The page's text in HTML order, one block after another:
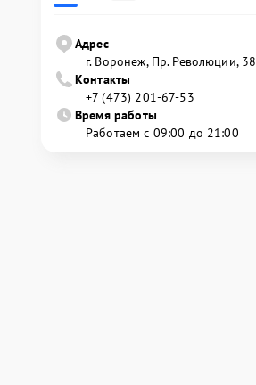
Адрес
г. Воронеж, Пр. Революции, 38
Контакты
+7 (473) 201-67-53
Время работы
Работаем с 09:00 до 21:00